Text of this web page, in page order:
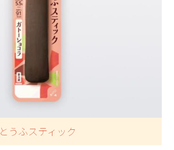
とうふスティック